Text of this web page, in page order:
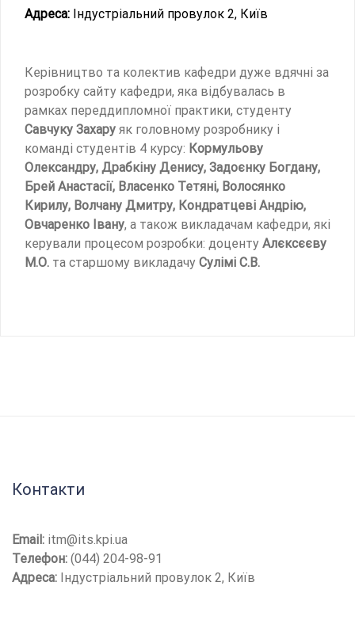
Адреса: Індустріальний провулок 2, Київ
Керівництво та колектив кафедри дуже вдячні за
розробку сайту кафедри, яка відбувалась в
рамках переддипломної практики, студенту
Савчуку Захару як головному розробнику і
команді студентів 4 курсу: Кормульову
Олександру, Драбкіну Денису, Задоєнку Богдану,
Брей Анастасії, Власенко Тетяні, Волосянко
Кирилу, Волчану Дмитру, Кондратцеві Андрію,
Овчаренко Івану, а також викладачам кафедри, які
керували процесом розробки: доценту Алєксєєву
М.О. та старшому викладачу Сулімі С.В.
Контакти
Email: itm@its.kpi.ua
Телефон: (044) 204-98-91
Адреса: Індустріальний провулок 2, Київ